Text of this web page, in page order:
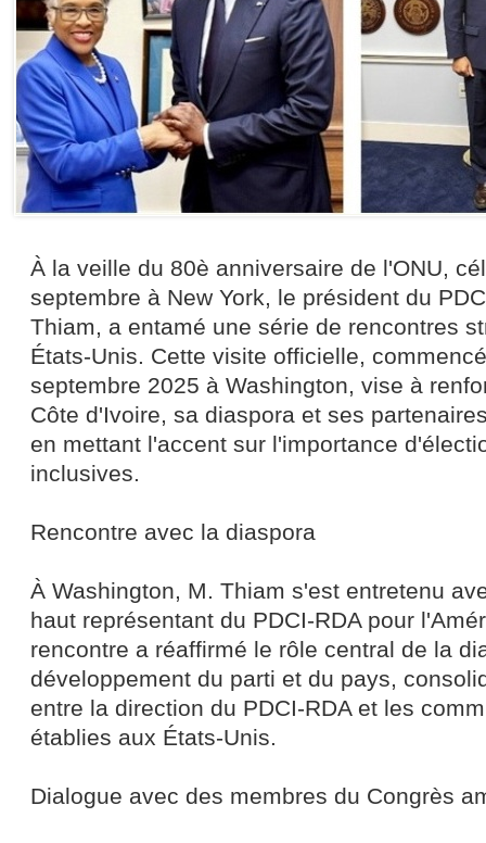
À la veille du 80è anniversaire de l'ONU,
septembre à New York, le président du
Thiam, a entamé une série de rencontres
États-Unis. Cette visite officielle,
septembre 2025 à Washington, vise à
Côte d'Ivoire, sa diaspora et ses
en mettant l'accent sur l'importance
inclusives.
Rencontre avec la diaspora
À Washington, M. Thiam s'est entretenu
haut représentant du PDCI-RDA pour
rencontre a réaffirmé le rôle central de la
développement du parti et du pays,
entre la direction du PDCI-RDA et les
établies aux États-Unis.
Dialogue avec des membres du Congrès